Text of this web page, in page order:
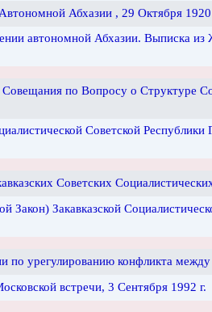
Абхазии , 29 Октября 1920
автономной Абхазии. Выписка
по Вопросу о Структуре
Советской Республики
Советских
Закон) Закавказской
по урегулированию конфликта
встречи, 3 Сентября 1992 г.